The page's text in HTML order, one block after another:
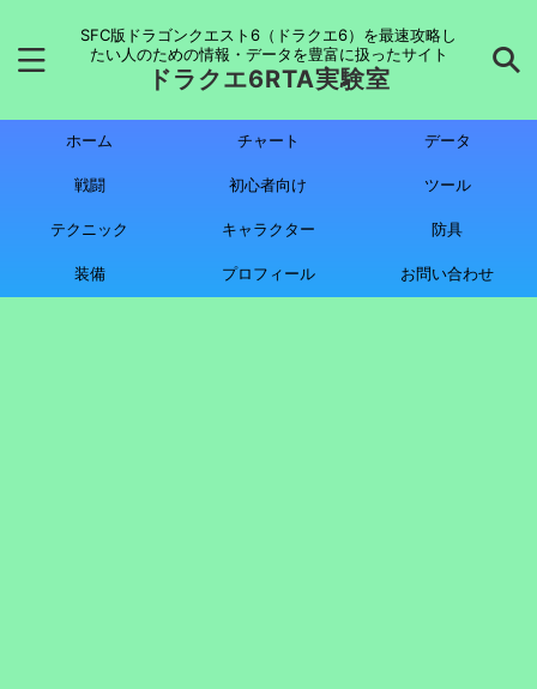
SFC版ドラゴンクエスト6（ドラクエ6）を最速攻略し
たい人のための情報・データを豊富に扱ったサイト
ドラクエ6RTA実験室
ホーム チャート データ
戦闘 初心者向け ツール
テクニック キャラクター 防具
装備 プロフィール お問い合わせ